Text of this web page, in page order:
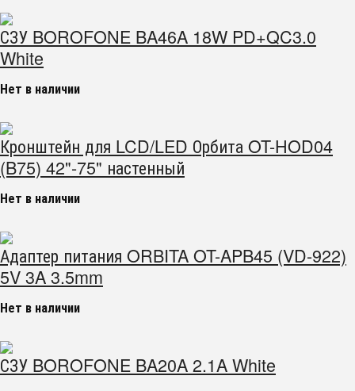
СЗУ BOROFONE BA46A 18W PD+QC3.0
White
Нет в наличии
Кронштейн для LCD/LED Орбита OT-HOD04
(B75) 42"-75" настенный
Нет в наличии
Адаптер питания ORBITA OT-APB45 (VD-922)
5V 3A 3.5mm
Нет в наличии
СЗУ BOROFONE BA20A 2.1A White